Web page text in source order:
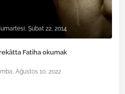
Şubat 22, 2014
Fatiha okumak
Ağustos 10, 2022